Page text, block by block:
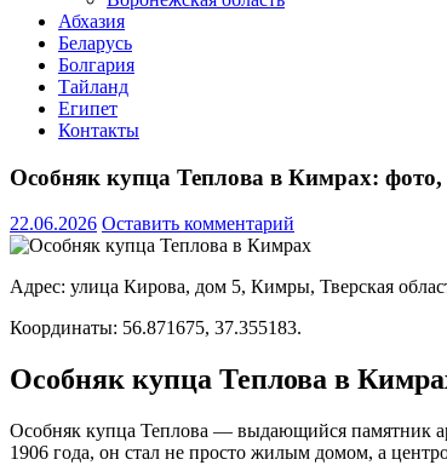
Абхазия
Беларусь
Болгария
Тайланд
Египет
Контакты
Особняк купца Теплова в Кимрах: фото,
22.06.2026 Оставить комментарий
Адрес: улица Кирова, дом 5, Кимры, Тверская
Координаты: 56.871675, 37.355183.
Особняк купца Теплова в
Особняк купца Теплова — выдающийся памятник
1906 года, он стал не просто жилым домом, а